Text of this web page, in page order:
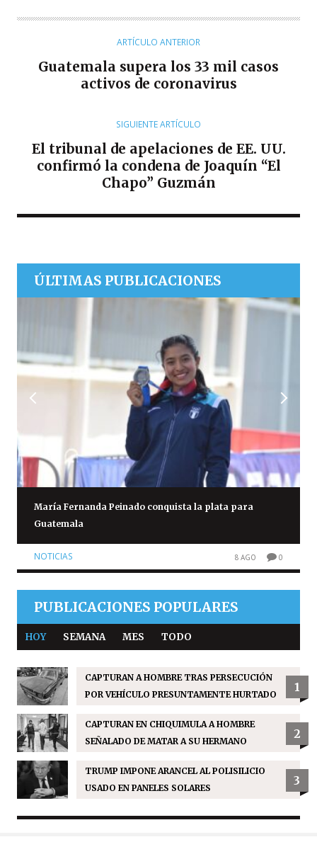
O
ARTÍCULO ANTERIOR
Guatemala supera los 33 mil casos
activos de coronavirus
SIGUIENTE ARTÍCULO
El tribunal de apelaciones de EE. UU.
confirmó la condena de Joaquín “El
Chapo” Guzmán
ÚLTIMAS PUBLICACIONES
María Fernanda Peinado conquista la plata para
Guatemala
NOTICIAS 8 AGO 0
PUBLICACIONES POPULARES
HOY SEMANA MES TODO
CAPTURAN A HOMBRE TRAS PERSECUCIÓN
POR VEHÍCULO PRESUNTAMENTE HURTADO
1
CAPTURAN EN CHIQUIMULA A HOMBRE
SEÑALADO DE MATAR A SU HERMANO
2
TRUMP IMPONE ARANCEL AL POLISILICIO
USADO EN PANELES SOLARES
3